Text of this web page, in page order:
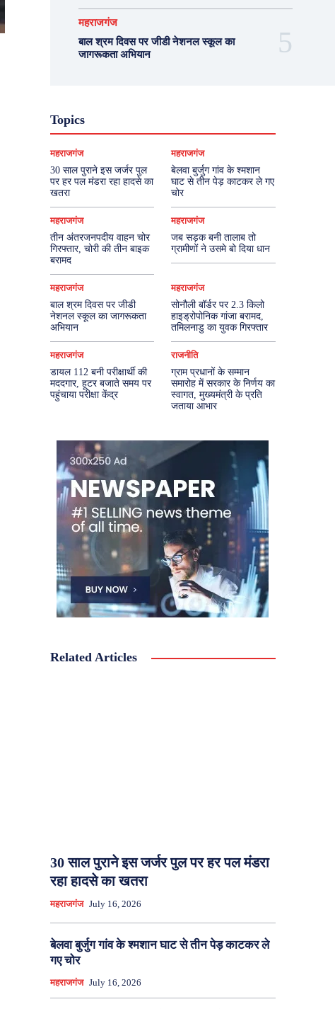
महराजगंज
बाल श्रम दिवस पर जीडी नेशनल स्कूल का
जागरूकता अभियान
Topics
महराजगंज
30 साल पुराने इस जर्जर पुल
पर हर पल मंडरा रहा हादसे का
खतरा
महराजगंज
बेलवा बुर्जुग गांव के श्मशान
घाट से तीन पेड़ काटकर ले गए
चोर
महराजगंज
तीन अंतरजनपदीय वाहन चोर
गिरफ्तार, चोरी की तीन बाइक
बरामद
महराजगंज
जब सड़क बनी तालाब तो
ग्रामीणों ने उसमे बो दिया धान
महराजगंज
बाल श्रम दिवस पर जीडी
नेशनल स्कूल का जागरूकता
अभियान
महराजगंज
सोनौली बॉर्डर पर 2.3 किलो
हाइड्रोपोनिक गांजा बरामद,
तमिलनाडु का युवक गिरफ्तार
महराजगंज
डायल 112 बनी परीक्षार्थी की
मददगार, हूटर बजाते समय पर
पहुंचाया परीक्षा केंद्र
राजनीति
ग्राम प्रधानों के सम्मान
समारोह में सरकार के निर्णय का
स्वागत, मुख्यमंत्री के प्रति
जताया आभार
Related Articles
30 साल पुराने इस जर्जर पुल पर हर पल मंडरा
रहा हादसे का खतरा
महराजगंज July 16, 2026
बेलवा बुर्जुग गांव के श्मशान घाट से तीन पेड़ काटकर ले
गए चोर
महराजगंज July 16, 2026